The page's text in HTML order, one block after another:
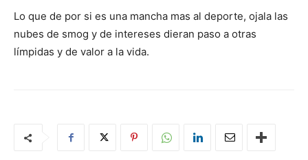
Lo que de por si es una mancha mas al deporte, ojala las
nubes de smog y de intereses dieran paso a otras
límpidas y de valor a la vida.